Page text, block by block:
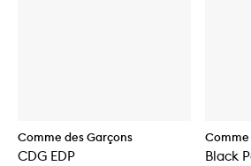
Comme des Garçons
CDG EDP
Comme
Black